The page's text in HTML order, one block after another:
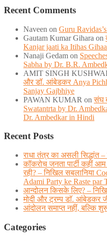
Recent Comments
Naveen on Guru
Gautam Kumar Gihara on
Kanjar jaati ka Itihas
Nanaji Gedam on
Sabha by Dr. B.R.
AMIT SINGH
और डॉ. आंबेडकर Anya
Sanjay Gajbhiye
PAWAN KUMAR onसंघ
Swatantrta by Dr.
Dr. Ambedkar in Hindi
Recent Posts
राधा तंत्र का असली सिद्धांत
कॉकरोच जनता पार्टी कहीं आम
रही? – निखिल सबलानिया
Adami Party ke Raste par
आन्दोलन किसके लिए? –
मोदी और ट्रम्प डाॅ. आंबेडकर
आंदोलन समाप्त नहीं, बल्कि
Categories